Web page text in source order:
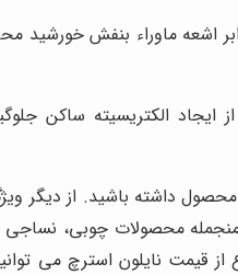
ایجاد الکتریسیته ساکن
داشته باشید. از دیگر
محصولات چوبی، نساجی
قیمت نایلون استرچ می